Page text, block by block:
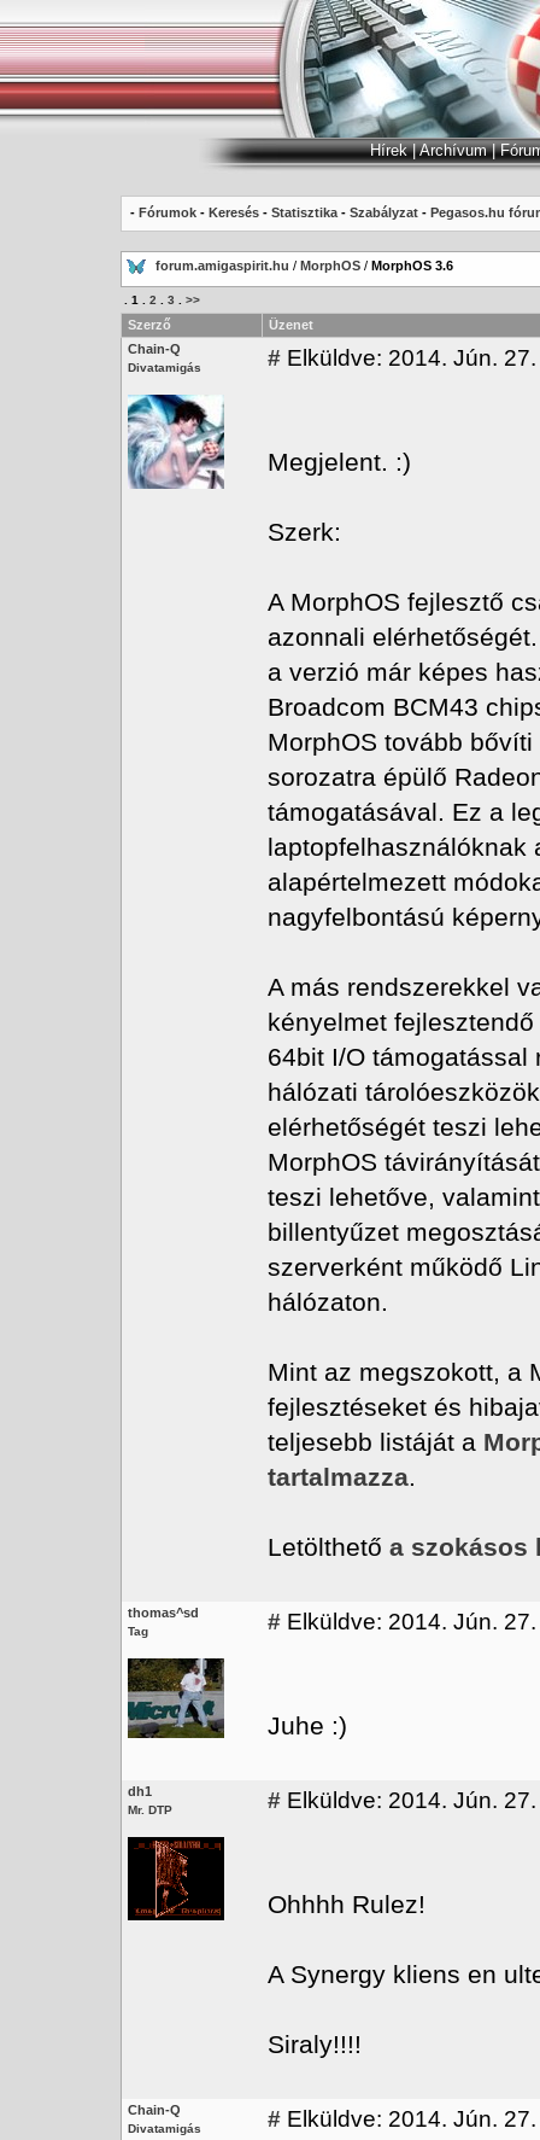
Hírek|Archívum|
- Fórumok - Keresés - Statisztika - Szabályzat - Pegasos.hu
forum.amigaspirit.hu / MorphOS / MorphOS 3.6
1 2 3 >>
Szerző
Üzenet
Chain-Q
Divatamigás # Elküldve: 2014. Jún.
Megjelent. :)
Szerk:
A MorphOS fejlesztő
azonnali
a verzió már képes
Broadcom BCM43
MorphOS tovább
sorozatra épülő
támogatásával. Ez a
laptopfelhasználóknak
alapértelmezett
nagyfelbontású
A más rendszerekkel
kényelmet
64bit I/O támogatással
hálózati
elérhetőségét teszi
MorphOS
teszi lehetőve,
billentyűzet
szerverként működő
hálózaton.
Mint az megszokott, a
fejlesztéseket és
teljesebb listáját a
tartalmazza.
Letölthető a szokásos
thomas^sd
Tag # Elküldve: 2014. Jún.
Juhe :)
dh1
Mr. DTP # Elküldve: 2014. Jún.
Ohhhh Rulez!
A Synergy kliens en
Siraly!!!!
Chain-Q
Divatamigás # Elküldve: 2014. Jún.